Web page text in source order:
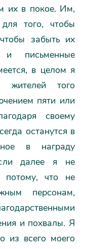
их в покое. Им,
того, чтобы
забыть их
и письменные
в целом я
того
пяти или
своему
останутся в
в награду
далее я не
что не
персонам,
и похвалы. Я
из всего моего